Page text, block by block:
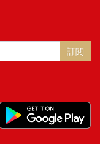
訂閱